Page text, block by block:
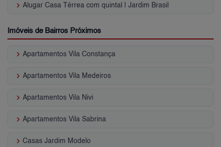
keyboard_arrow_right Alugar Casa Térrea com quintal | Jardim Brasil
Imóveis de Bairros Próximos
keyboard_arrow_right Apartamentos Vila Constança
keyboard_arrow_right Apartamentos Vila Medeiros
keyboard_arrow_right Apartamentos Vila Nivi
keyboard_arrow_right Apartamentos Vila Sabrina
keyboard_arrow_right Casas Jardim Modelo